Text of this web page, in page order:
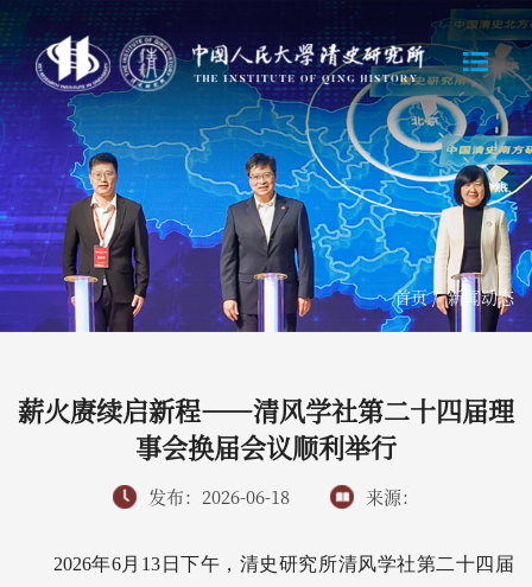
首页/新闻动态
薪火赓续启新程——清风学社第二十四届理
事会换届会议顺利举行
发布：2026-06-18 来源：
2026年6月13日下午，清史研究所清风学社第二十四届